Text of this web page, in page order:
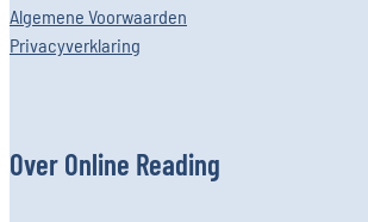
Algemene Voorwaarden
Privacyverklaring
Over Online Reading